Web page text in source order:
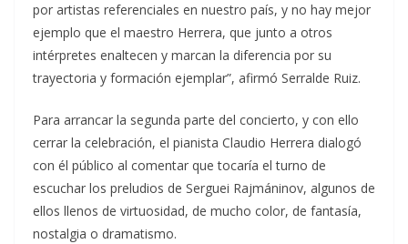
por artistas referenciales en nuestro país, y no hay mejor
ejemplo que el maestro Herrera, que junto a otros
intérpretes enaltecen y marcan la diferencia por su
trayectoria y formación ejemplar”, afirmó Serralde Ruiz.
Para arrancar la segunda parte del concierto, y con ello
cerrar la celebración, el pianista Claudio Herrera dialogó
con él público al comentar que tocaría el turno de
escuchar los preludios de Serguei Rajmáninov, algunos de
ellos llenos de virtuosidad, de mucho color, de fantasía,
nostalgia o dramatismo.